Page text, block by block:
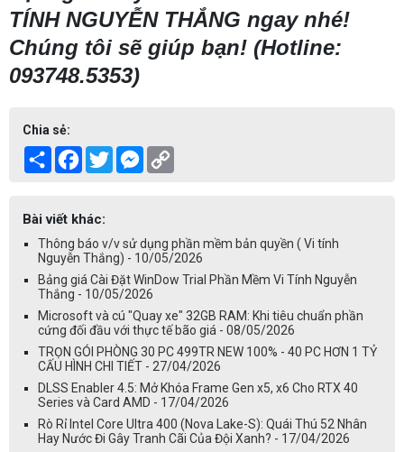
TÍNH NGUYỄN THẮNG ngay nhé!
Chúng tôi sẽ giúp bạn! (Hotline:
093748.5353)
Chia sẻ:
Share Facebook
TwitterMessenger
Bài viết khác:
Thông báo v/v sử dụng phần mềm bản quyền ( Vi tính
Nguyễn Thắng) - 10/05/2026
Bảng giá Cài Đặt WinDow Trial Phần Mềm Vi Tính Nguyễn
Thắng - 10/05/2026
Microsoft và cú "Quay xe" 32GB RAM: Khi tiêu chuẩn phần
cứng đối đầu với thực tế bão giá - 08/05/2026
TRỌN GÓI PHÒNG 30 PC 499TR NEW 100% - 40 PC HƠN 1 TỶ
CẤU HÌNH CHI TIẾT - 27/04/2026
DLSS Enabler 4.5: Mở Khóa Frame Gen x5, x6 Cho RTX 40
Series và Card AMD - 17/04/2026
Rò Rỉ Intel Core Ultra 400 (Nova Lake-S): Quái Thú 52 Nhân
Hay Nước Đi Gây Tranh Cãi Của Đội Xanh? - 17/04/2026